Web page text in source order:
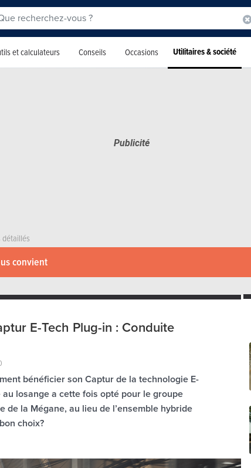
et calculateurs Conseils Occasions Utilitaires & société
détaillés
convient
E-Tech Plug-in : Conduite
bénéficier son Captur de la technologie E-
losange a cette fois opté pour le groupe
la Mégane, au lieu de l’ensemble hybride
choix?